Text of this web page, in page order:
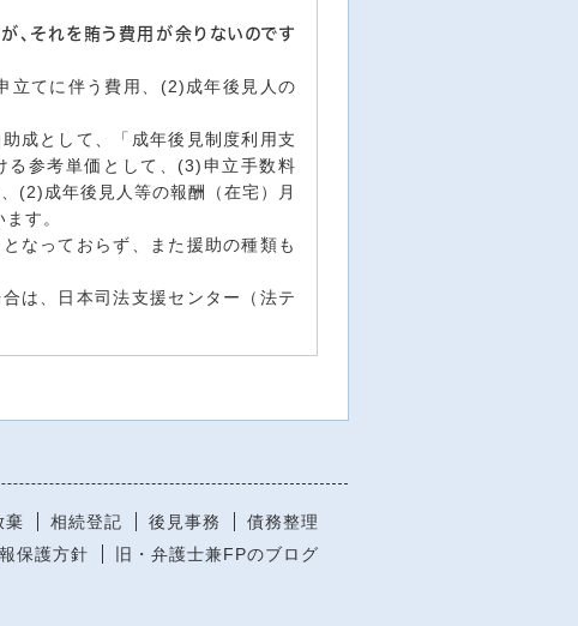
、それを賄う費用が余りないのです
立てに伴う費用、(2)成年後見人の
成として、「成年後見制度利用支
る参考単価として、(3)申立手数料
(2)成年後見人等の報酬（在宅）月
す。
なっておらず、また援助の種類も
は、日本司法支援センター（法テ
棄 相続登記 後見事務
債務整理
保護方針
旧・弁護士兼FPのブログ